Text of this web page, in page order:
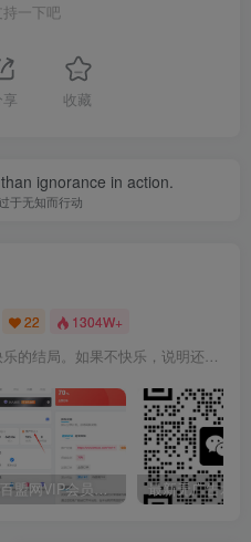
持一下吧
享 收藏
ignorance in action.
于无知而行动
22 1304W+
上天只会安排的快乐的结局。如果不快乐，说明还不是最后结局
开通百盟网VIP会员，尊享全站资源免费下载，享70%的推广提成！！【限时五折优惠】